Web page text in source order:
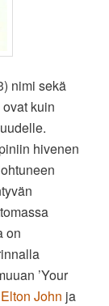
nimi sekä
kuin
hivenen
on
’Your
Elton John ja